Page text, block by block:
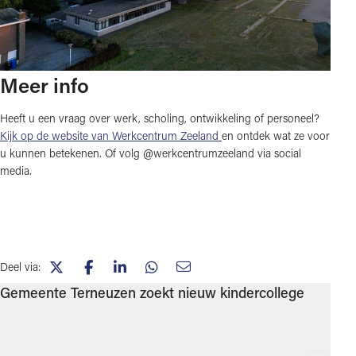
Meer info
Heeft u een vraag over werk, scholing, ontwikkeling of personeel?
Kijk op de website van Werkcentrum Zeeland en ontdek wat ze voor
u kunnen betekenen. Of volg @werkcentrumzeeland via social
media.
Deel via:
(opent in nieuw tabblad)
(opent in nieuw tabblad)
(opent in nieuw tabblad)
(opent in nieuw tabblad)
(opent in nieuw tabblad)
Gemeente Terneuzen zoekt nieuw kindercollege